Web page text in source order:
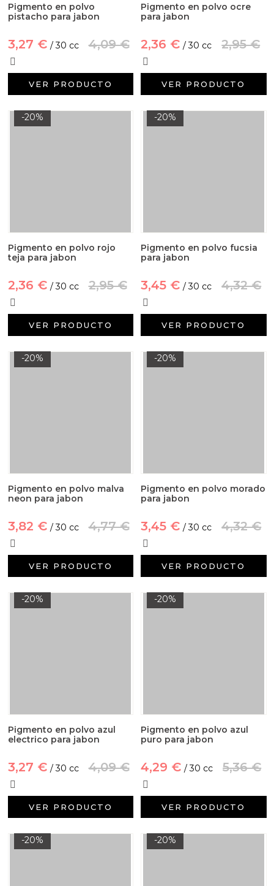
Pigmento en polvo
pistacho para jabon
3,27 € / 30 cc 4,09 €
VER PRODUCTO
Pigmento en polvo ocre
para jabon
2,36 € / 30 cc 2,95 €
VER PRODUCTO
-20%
Pigmento en polvo rojo
teja para jabon
2,36 € / 30 cc 2,95 €
VER PRODUCTO
-20%
Pigmento en polvo fucsia
para jabon
3,45 € / 30 cc 4,32 €
VER PRODUCTO
-20%
Pigmento en polvo malva
neon para jabon
3,82 € / 30 cc 4,77 €
VER PRODUCTO
-20%
Pigmento en polvo morado
para jabon
3,45 € / 30 cc 4,32 €
VER PRODUCTO
-20%
Pigmento en polvo azul
electrico para jabon
3,27 € / 30 cc 4,09 €
VER PRODUCTO
-20%
Pigmento en polvo azul
puro para jabon
4,29 € / 30 cc 5,36 €
VER PRODUCTO
-20% -20%